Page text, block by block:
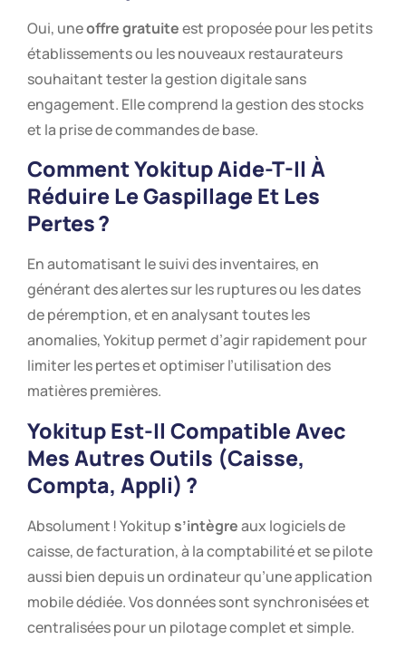
Oui, uneoffre gratuiteest proposée pour les petits
établissements ou les nouveaux restaurateurs
souhaitant tester la gestion digitale sans
engagement. Elle comprend la gestion des stocks
et la prise de commandes de base.
Comment Yokitup Aide-T-Il À
Réduire Le Gaspillage Et Les
Pertes ?
En automatisant le suivi des inventaires, en
générant des alertes sur les ruptures ou les dates
de péremption, et en analysant toutes les
anomalies, Yokitup permet d’agir rapidement pour
limiter les pertes et optimiser l’utilisation des
matières premières.
Yokitup Est-Il Compatible Avec
Mes Autres Outils (caisse,
Compta, Appli) ?
Absolument ! Yokitup s’intègreaux logiciels de
caisse, de facturation, à la comptabilité et se pilote
aussi bien depuis un ordinateur qu’une application
mobile dédiée. Vos données sont synchronisées et
centralisées pour un pilotage complet et simple.